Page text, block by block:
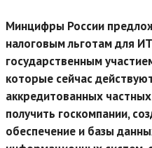
Минцифры России
налоговым льготам для
государственным
которые сейчас
аккредитованных
получить госкомпании,
обеспечение и базы